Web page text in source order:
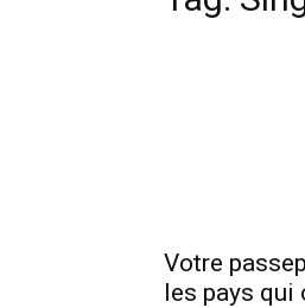
Votre
les pays qui